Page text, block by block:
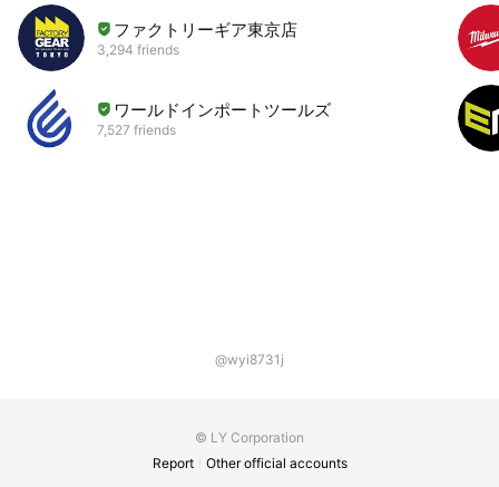
ファクトリーギア東京店
3,294 friends
ワールドインポートツールズ
7,527 friends
@wyi8731j
© LY Corporation
Report
Other official accounts